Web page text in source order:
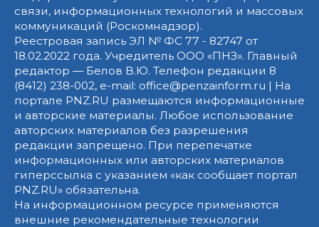
связи, информационных технологий и массовых
коммуникаций (Роскомнадзор).
Реестровая запись ЭЛ № ФС 77 - 82747 от
18.02.2022 года. Учредитель ООО «ПНЗ». Главный
редактор — Белов В.Ю. Телефон редакции 8
(8412) 238-002, e-mail: office@penzainform.ru | На
портале PNZ.RU размещаются информационные
и авторские материалы. Любое использование
авторских материалов без разрешения
редакции запрещено. При перепечатке
информационных или авторских материалов
гиперссылка с указанием «как сообщает портал
PNZ.RU» обязательна.
На информационном ресурсе применяются
внешние рекомендательные технологии